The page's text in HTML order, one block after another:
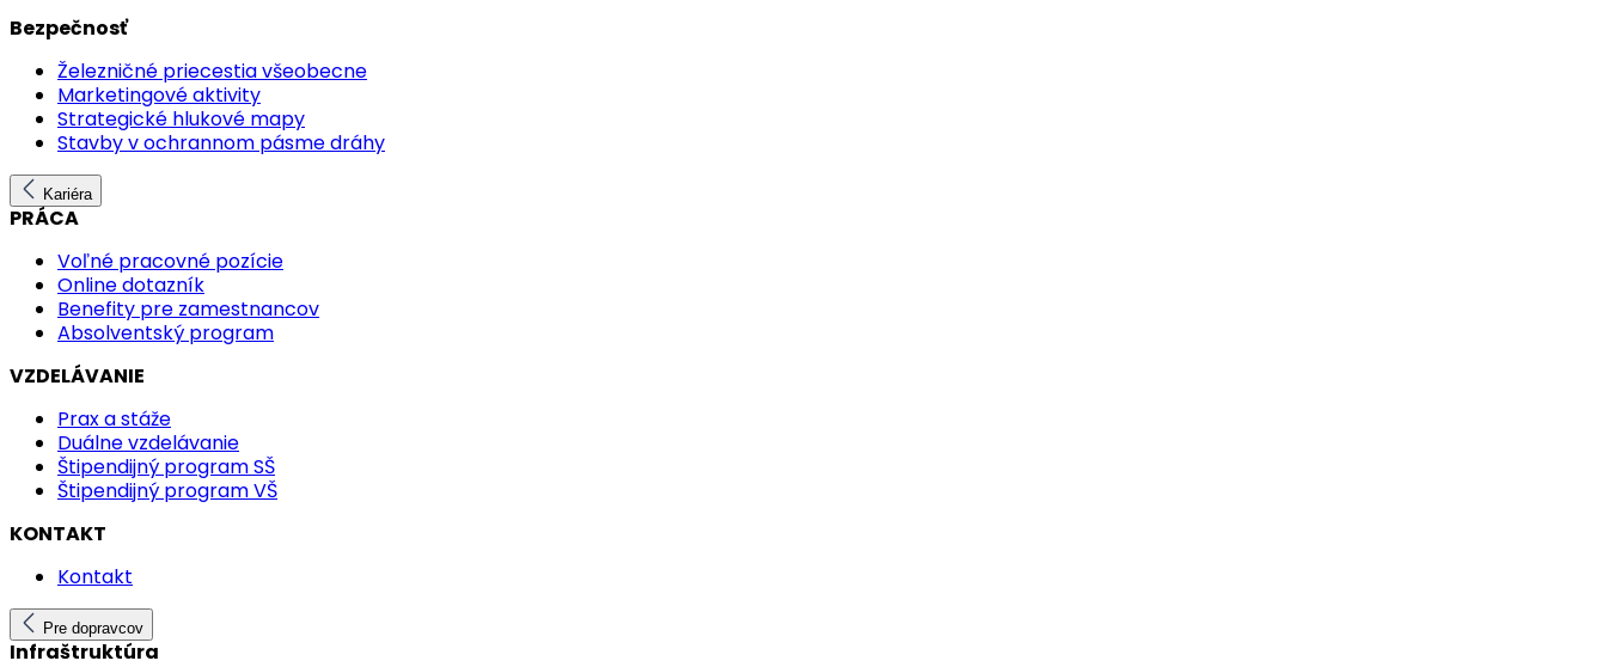
Bezpečnosť
Železničné priecestia všeobecne
Marketingové aktivity
Strategické hlukové mapy
Stavby v ochrannom pásme dráhy
Kariéra
PRÁCA
Voľné pracovné pozície
Online dotazník
Benefity pre zamestnancov
Absolventský program
VZDELÁVANIE
Prax a stáže
Duálne vzdelávanie
Štipendijný program SŠ
Štipendijný program VŠ
KONTAKT
Kontakt
Pre dopravcov
Infraštruktúra